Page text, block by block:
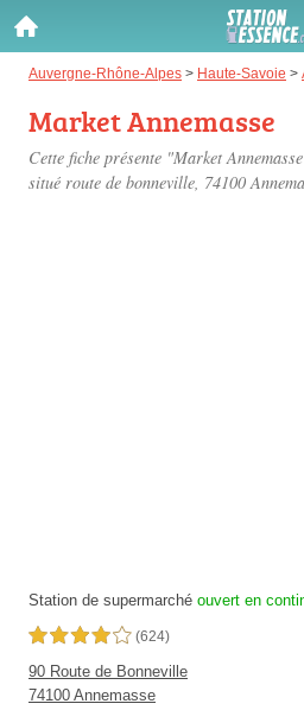
Auvergne-Rhône-Alpes > Haute-Savoie >
Market Annemasse
Cette fiche présente "Market
situé route de bonneville, 74100
Station de supermarché ouvert en
4,0 étoiles sur 5 (624)
90 Route de Bonneville
74100 Annemasse
Gazole :
Disponible
SP 98 :